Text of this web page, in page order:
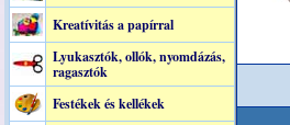
Kreatívitás a papírral
Lyukasztók, ollók, nyomdázás,
ragasztók
Festékek és kellékek